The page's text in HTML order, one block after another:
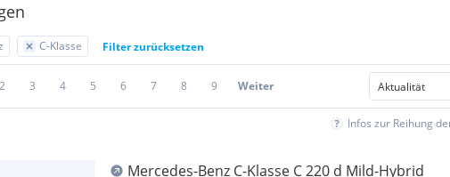
C-Klasse Filter zurücksetzen
2 3 4 5 6 7 8 9 Weiter
Infos zur Reihung
Mercedes-Benz C-Klasse C 220 d Mild-Hybrid